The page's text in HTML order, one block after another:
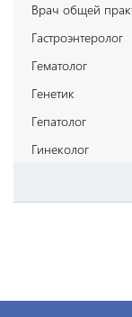
Врач общей
Гастроэнтеролог
Гематолог
Генетик
Гепатолог
Гинеколог
Диетолог